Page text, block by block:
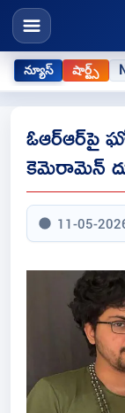
న్యూస్ షార్ట్స్
ఓఆర్‌ఆర్‌పై
కెమెరామెన్
11-05-